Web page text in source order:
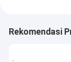
Rekomendasi